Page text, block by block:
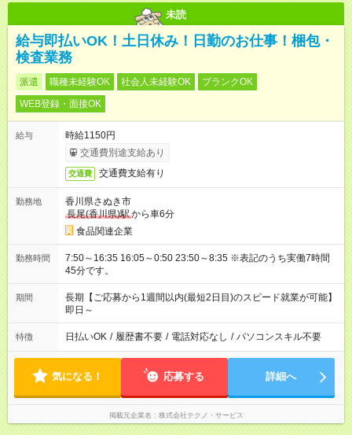
未読
給与即払いOK！土日休み！日勤のお仕事！梱包・
検査業務
派遣 職種未経験OK 社会人未経験OK
ブランクOK
WEB登録・面接OK
給与
時給1150円
交通費別途支給あり
交通費 交通費支給有り
勤務地
香川県さぬき市
長尾(香川県)駅から車6分
食品関連企業
勤務時間
7:50～16:35 16:05～0:50 23:50～8:35 ※表記のうち実働7時間
45分です。
期間
長期【ご応募から1週間以内(最短2日目)のスピード就業が可能】
即日～
特徴 日払いOK / 履歴書不要 / 電話対応なし / パソコンスキル不要
気になる！ 応募する 詳細へ
掲載元企業名 株式会社テクノ・サービス